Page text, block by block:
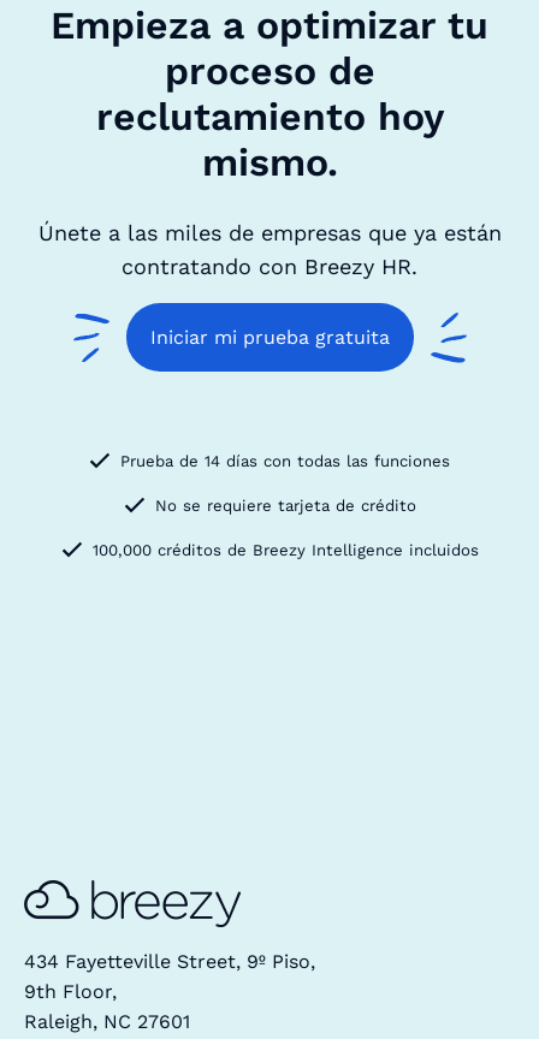
Empieza a optimizar tu
proceso de
reclutamiento hoy
mismo.
Únete a las miles de empresas que ya están
contratando con Breezy HR.
Iniciar mi prueba gratuita
Prueba de 14 días con todas las funciones
No se requiere tarjeta de crédito
100,000 créditos de Breezy Intelligence incluidos
434 Fayetteville Street, 9º Piso,
9th Floor,
Raleigh, NC 27601